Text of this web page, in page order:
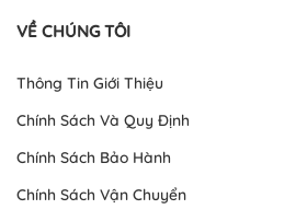
VỀ CHÚNG TÔI
Thông Tin Giới Thiệu
Chính Sách Và Quy Định
Chính Sách Bảo Hành
Chính Sách Vận Chuyển